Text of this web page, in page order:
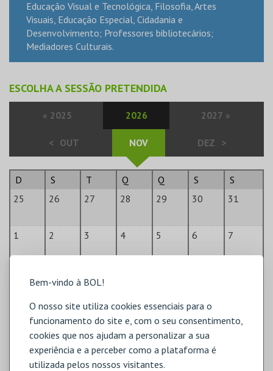
Bem-vindo à BOL!
O nosso site utiliza cookies essenciais para o
funcionamento do site e, com o seu consentimento,
cookies que nos ajudam a personalizar a sua
experiência e a perceber como a plataforma é
utilizada pelos nossos visitantes.
Educação Visual e Tecnológica, Filosofia, Artes
Visuais, Educação Especial, Cidadania e
Desenvolvimento; Professores bibliotecários;
Mediadores Culturais.
ESCOLHA A SESSÃO PRETENDIDA
« 2025 2026 2027 »
< OUT NOV DEZ >
D S T Q Q S
S
25
26 27 28 29 30 31
1 2 3 4 5 6 7
16 17 18 19 20
23